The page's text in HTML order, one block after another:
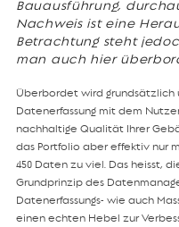
Bauausführung,
Nachweis ist eine
Betrachtung steht
man auch hier
Überbordet wird
Datenerfassung mit dem
nachhaltige Qualität Ihrer
das Portfolio aber effektiv nur
450 Daten zu viel. Das heisst,
Grundprinzip des
Datenerfassungs- wie auch
einen echten Hebel zur